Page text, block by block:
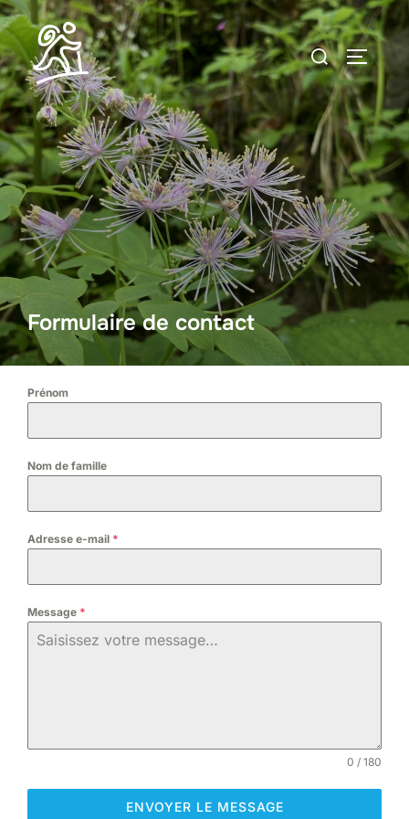
Aller
au
contenu
Rechercher :
Formulaire de contact
Prénom
Nom de famille
Adresse e-mail *
Message *
0 / 180
ENVOYER LE MESSAGE